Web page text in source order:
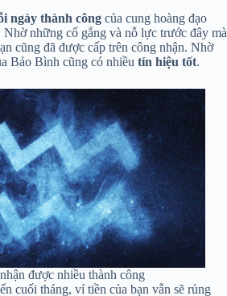
ngày thành công của cung hoàng đạo
những cố gắng và nỗ lực trước đây mà
cũng đã được cấp trên công nhận. Nhờ
Bảo Bình cũng có nhiều tín hiệu tốt.
được nhiều thành công
cuối tháng, ví tiền của bạn vẫn sẽ rủng